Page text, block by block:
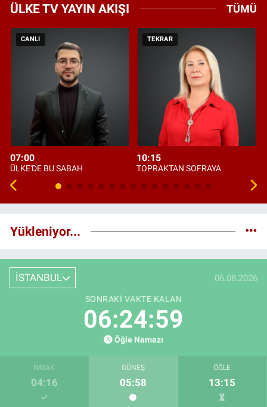
ÜLKE TV YAYIN AKIŞI TÜMÜ
CANLI
07:00
ÜLKE'DE BU SABAH
TEKRAR
10:15
TOPRAKTAN SOFRAYA
Yükleniyor...
İSTANBUL 06.08.2026
SONRAKI VAKTE KALAN
06:24:59
Öğle Namazı
İMSAK
04:16
GÜNEŞ
05:58
ÖĞLE
13:15